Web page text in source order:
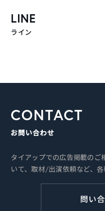
LINE
ライン
CONTACT
お問い合わせ
タイアップでの広告掲載のご
いて、取材/出演依頼など、各
問い